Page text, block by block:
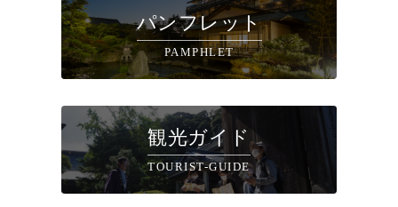
パンフレット
PAMPHLET
観光ガイド
TOURIST-GUIDE